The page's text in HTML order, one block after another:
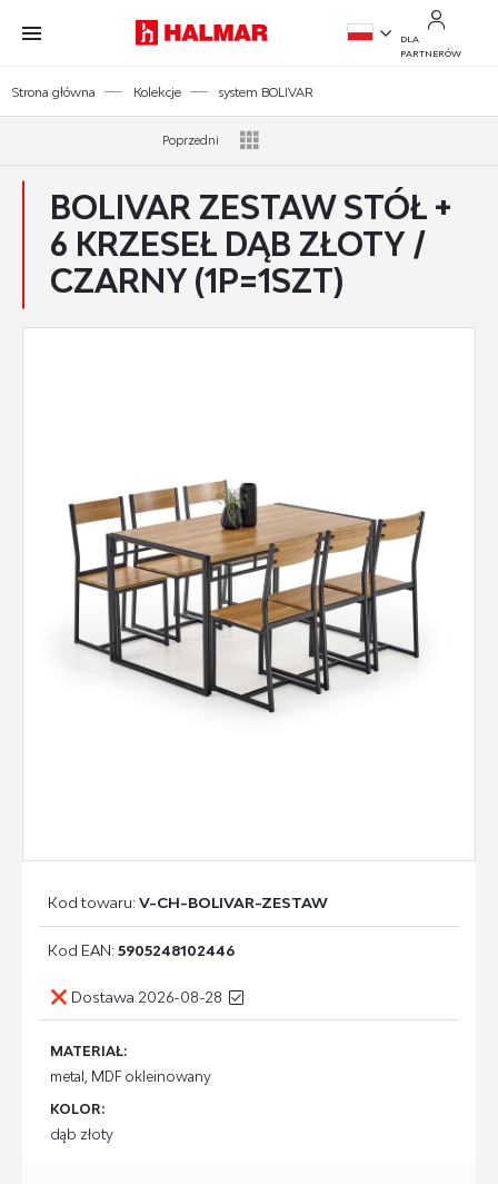
Przejdź do treści.
Przejdź do menu.
Przejdź do wyszukiwarki.
DLA
PARTNERÓW
Strona główna Kolekcje system BOLIVAR
Poprzedni
BOLIVAR ZESTAW STÓŁ +
6 KRZESEŁ DĄB ZŁOTY /
CZARNY (1P=1SZT)
Kod towaru:V-CH-BOLIVAR-ZESTAW
Kod EAN:5905248102446
Dostawa 2026-08-28
MATERIAŁ:
metal, MDF okleinowany
KOLOR:
dąb złoty